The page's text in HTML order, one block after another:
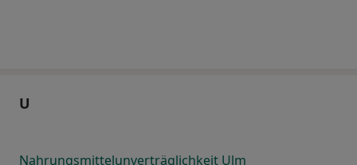
U
Nahrungsmittelunverträglichkeit Ulm